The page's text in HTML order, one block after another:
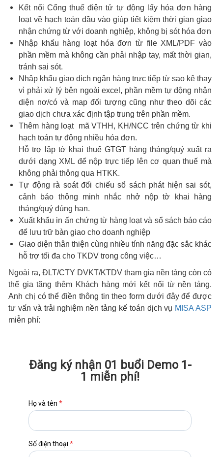
Kết nối Cổng thuế điện tử tự động lấy hóa đơn hàng
loạt về hạch toán đầu vào giúp tiết kiệm thời gian giao
nhận chứng từ với doanh nghiệp, không bị sót hóa đơn
Nhập khẩu hàng loạt hóa đơn từ file XML/PDF vào
phần mềm mà không cần phải nhập tay, mất thời gian,
tránh sai sót.
Nhập khẩu giao dịch ngân hàng trực tiếp từ sao kê thay
vì phải xử lý bên ngoài excel, phần mềm tự động nhận
diện nơ/có và map đối tượng cũng như theo dõi các
giao dịch chưa xác định tập trung trên phần mềm.
Thêm hàng loạt mã VTHH, KH/NCC trên chứng từ khi
hạch toán tự động nhiều hóa đơn.
Hỗ trợ lập tờ khai thuế GTGT hàng tháng/quý xuất ra
dưới dạng XML để nộp trực tiếp lên cơ quan thuế mà
không phải thông qua HTKK.
Tự động rà soát đối chiếu sổ sách phát hiện sai sót,
cảnh báo thông minh nhắc nhở nộp tờ khai hàng
tháng/quý đúng hạn.
Xuất khẩu in ấn chứng từ hàng loạt và sổ sách báo cáo
để lưu trữ bàn giao cho doanh nghiệp
Giao diện thân thiện cùng nhiều tính năng đặc sắc khác
hỗ trợ tối đa cho TKDV trong công việc…
Ngoài ra, ĐLT/CTY DVKT/KTDV tham gia nền tảng còn có
thể gia tăng thêm Khách hàng mới kết nối từ nền tảng.
Anh chị có thể điền thông tin theo form dưới đây để được
tư vấn và trải nghiệm nền tảng kế toán dịch vụ MISA ASP
miễn phí:
Đăng ký nhận 01 buổi Demo 1-
1 miễn phí!
Họ và tên *
Số điện thoại *